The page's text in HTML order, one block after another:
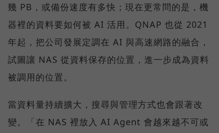
幾 PB，或備份速度有多快；現在更常問的是，機
器裡的資料要如何被 AI 活用。QNAP 也從 2021
年起，把公司發展定調在 AI 與高速網路的融合，
試圖讓 NAS 從資料保存的位置，進一步成為資料
被調用的位置。
當資料量持續擴大，搜尋與管理方式也會跟著改
變。「在 NAS 裡放入 AI Agent 會越來越不可或